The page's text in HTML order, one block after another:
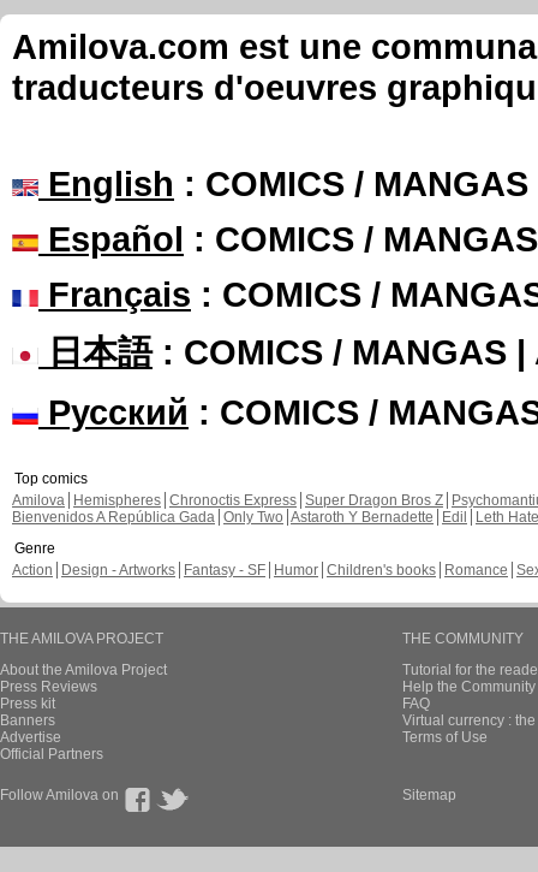
Amilova.com est une
traducteurs d'oeuvres
English : COMICS /
Español : COMICS /
Français : COMICS /
日本語: COMICS / MANGAS |
Русский : COMICS /
Top comics
Amilova
Hemispheres Chronoctis Express Super Dragon Bros Z
Bienvenidos A República Gada Only Two Astaroth Y Bernadette Edil
Leth Hate
Genre
Action
Design - Artworks Fantasy - SF Humor Children's books Romance
THE AMILOVA PROJECT
About the Amilova Project
Press Reviews
Press kit
Banners
Advertise
Official Partners
THE COMMUNITY
Tutorial for the
Help the
FAQ
Virtual currency :
Terms of Use
Follow Amilova on Sitemap